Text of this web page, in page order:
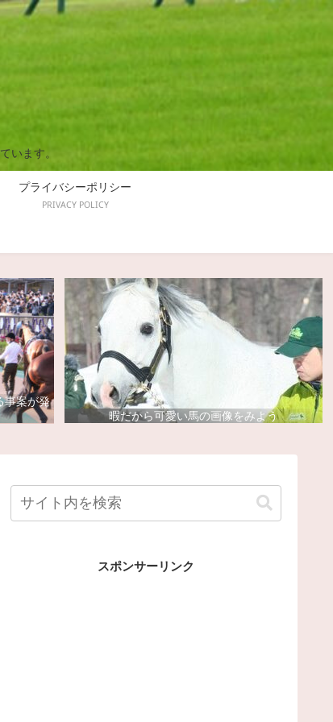
います。
プライバシーポリシー
PRIVACY POLICY
事案が発
暇だから可愛い馬の画像をみよう
スポンサーリンク